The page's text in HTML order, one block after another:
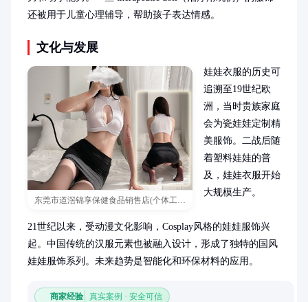
还被用于儿童心理辅导，帮助孩子表达情感。
文化与发展
东莞市道滘锦享保健食品销售店(个体工商户)
娃娃衣服的历史可
追溯至19世纪欧
洲，当时贵族家庭
会为瓷娃娃定制精
美服饰。二战后随
着塑料娃娃的普
及，娃娃衣服开始
大规模生产。
21世纪以来，受动漫文化影响，Cosplay风格的娃娃服饰兴
起。中国传统的汉服元素也被融入设计，形成了独特的国风
娃娃服饰系列。未来趋势是智能化和环保材料的应用。
商家经验 真实案例 · 安全可信